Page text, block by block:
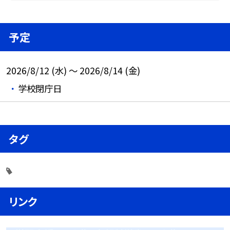
予定
2026/8/12 (水) ～ 2026/8/14 (金)
学校閉庁日
タグ
リンク